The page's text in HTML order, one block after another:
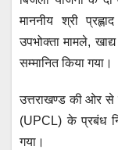
माननीय श्री
उपभोक्ता मामले,
सम्मानित किया गया।
उत्तराखण्ड की ओर से
(UPCL) के प्रबंध
गया।